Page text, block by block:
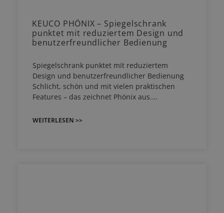
KEUCO PHÖNIX – Spiegelschrank
punktet mit reduziertem Design und
benutzerfreundlicher Bedienung
Spiegelschrank punktet mit reduziertem
Design und benutzerfreundlicher Bedienung
Schlicht, schön und mit vielen praktischen
Features – das zeichnet Phönix aus.…
WEITERLESEN >>